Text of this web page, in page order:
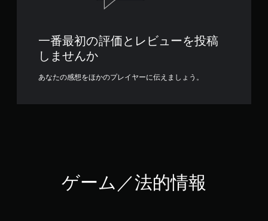
一番最初の評価とレビューを投稿
しませんか
あなたの感想をほかのプレイヤーに伝えましょう。
ゲーム／法的情報